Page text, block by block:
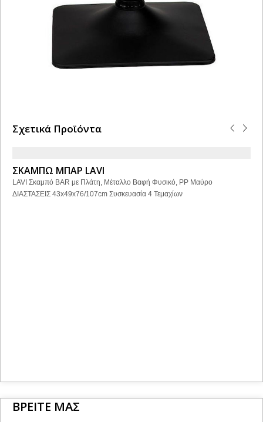
Σχετικά Προϊόντα
ΣΚΑΜΠΩ ΜΠΑΡ LAVI
LAVI Σκαμπό BAR με Πλάτη, Μέταλλο Βαφή Φυσικό, PP Μαύρο
ΔΙΑΣΤΑΣΕΙΣ 43x49x76/107cm Συσκευασία 4 Τεμαχίων
ΒΡΕΙΤΕ ΜΑΣ